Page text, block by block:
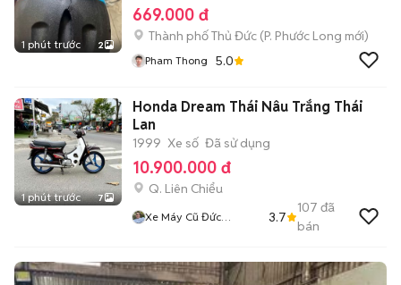
1 phút trước 2
669.000 đ
Thành phố Thủ Đức (P. Phước Long mới)
Pham Thong 5.0
1 phút trước 7
Honda Dream Thái Nâu Trắng Thái
Lan
1999 Xe số Đã sử dụng
10.900.000 đ
Q. Liên Chiểu
Xe Máy Cũ Đức
3.7
107 đã
bán